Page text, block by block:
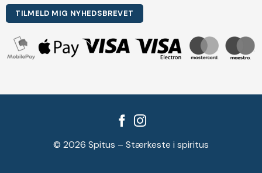
TILMELD MIG NYHEDSBREVET
© 2026 Spitus – Stærkeste i spiritus